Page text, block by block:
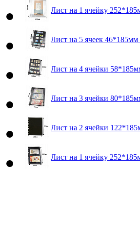
Лист на 1 ячейку
Лист на 5 ячеек
Лист на 4 ячейки
Лист на 3 ячейки
Лист на 2 ячейки
Лист на 1 ячейку